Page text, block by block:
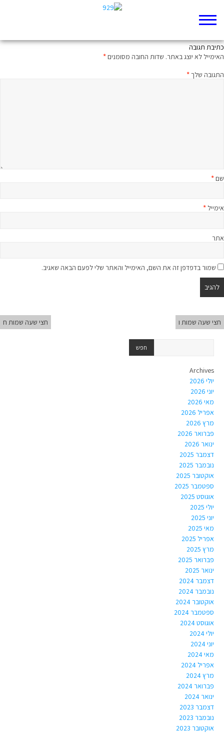
כתיבת תגובה
האימייל לא יוצג באתר. שדות החובה מסומנים*
התגובה שלך*
שם*
אימייל *
אתר
שמור בדפדפן זה את השם, האימייל והאתר שלי לפעם הבאה שאגיב.
חצי שעה שמות ו חצי שעה שמות ח
Archives
יולי 2026
יוני 2026
מאי 2026
אפריל 2026
מרץ 2026
פברואר 2026
ינואר 2026
דצמבר 2025
נובמבר 2025
אוקטובר 2025
ספטמבר 2025
אוגוסט 2025
יולי 2025
יוני 2025
מאי 2025
אפריל 2025
מרץ 2025
פברואר 2025
ינואר 2025
דצמבר 2024
נובמבר 2024
אוקטובר 2024
ספטמבר 2024
אוגוסט 2024
יולי 2024
יוני 2024
מאי 2024
אפריל 2024
מרץ 2024
פברואר 2024
ינואר 2024
דצמבר 2023
נובמבר 2023
אוקטובר 2023